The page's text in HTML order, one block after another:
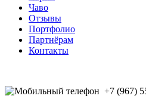
Чаво
Отзывы
Портфолио
Партнёрам
Контакты
+7 (967)